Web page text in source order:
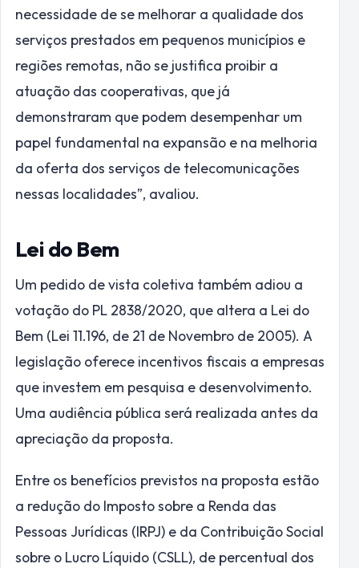
necessidade de se melhorar a qualidade dos
serviços prestados em pequenos municípios e
regiões remotas, não se justifica proibir a
atuação das cooperativas, que já
demonstraram que podem desempenhar um
papel fundamental na expansão e na melhoria
da oferta dos serviços de telecomunicações
nessas localidades”, avaliou.
Lei do Bem
Um pedido de vista coletiva também adiou a
votação do PL 2838/2020, que altera a Lei do
Bem (Lei 11.196, de 21 de Novembro de 2005). A
legislação oferece incentivos fiscais a empresas
que investem em pesquisa e desenvolvimento.
Uma audiência pública será realizada antes da
apreciação da proposta.
Entre os benefícios previstos na proposta estão
a redução do Imposto sobre a Renda das
Pessoas Jurídicas (IRPJ) e da Contribuição Social
sobre o Lucro Líquido (CSLL), de percentual dos